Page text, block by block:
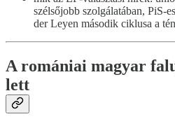
szélsőjobb szolgálatában, PiS-
der Leyen második ciklusa a
A romániai magyar
lett